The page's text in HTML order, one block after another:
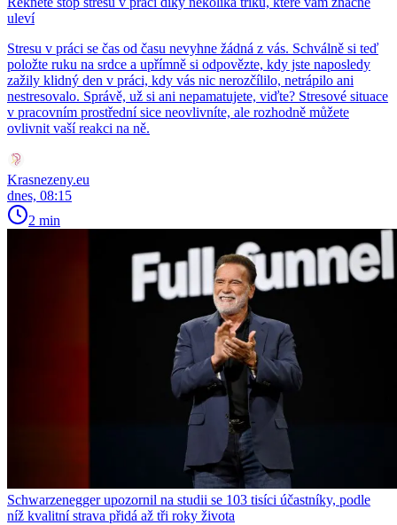
uleví
Stresu v práci se čas od času nevyhne žádná z vás. Schválně si teď
položte ruku na srdce a upřímně si odpovězte, kdy jste naposledy
zažily klidný den v práci, kdy vás nic nerozčílilo, netrápilo ani
nestresovalo. Správě, už si ani nepamatujete, viďte? Stresové situace
v pracovním prostřední sice neovlivníte, ale rozhodně můžete
ovlivnit vaší reakci na ně.
Krasnezeny.eu
dnes, 08:15
2 min
Schwarzenegger upozornil na studii se 103 tisíci účastníky, podle
níž kvalitní strava přidá až tři roky života